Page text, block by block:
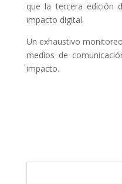
que la tercera edición
impacto digital.
Un exhaustivo
medios de
impacto.